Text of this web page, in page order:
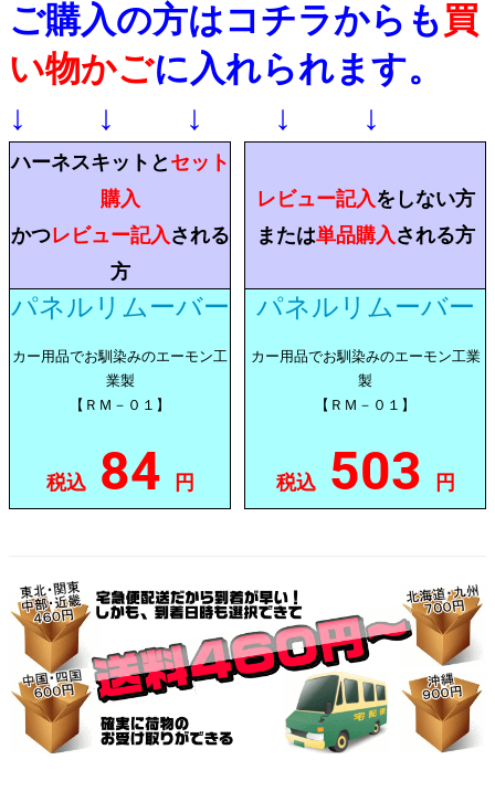
ご購入の方はコチラからも買
い物かごに入れられます。
↓ ↓ ↓ ↓ ↓
ハーネスキットとセット
購入
かつレビュー記入される
方
レビュー記入をしない方
または単品購入される方
パネルリムーバー
カー用品でお馴染みのエーモン工
業製
【ＲＭ－０１】
税込84 円
パネルリムーバー
カー用品でお馴染みのエーモン工業
製
【ＲＭ－０１】
税込503 円